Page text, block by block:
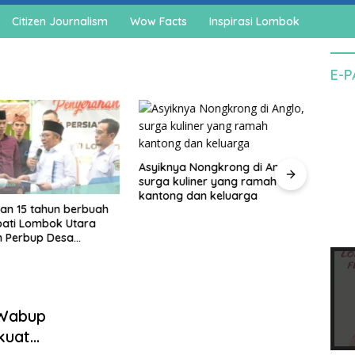
Citizen Journalism Wow Facts Inspirasi Lombok
15 tahun berbuah
Lombok Utara
Perbup Desa
Asyiknya Nongkrong di Anglo,
surga kuliner yang ramah
kantong dan keluarga
E-